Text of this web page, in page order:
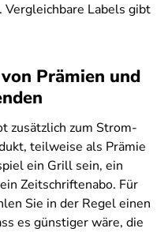
Labels gibt
Prämien und
zusätzlich zum Strom-
teilweise als Prämie
ein Grill sein, ein
Zeitschriftenabo. Für
Sie in der Regel einen
es günstiger wäre, die